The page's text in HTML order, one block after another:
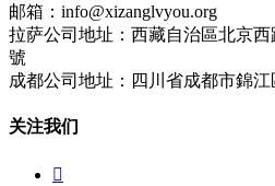
邮箱：info@xizanglvyou.org
拉萨公司地址：西藏自治區北京
號
成都公司地址：四川省成都市錦
关注我们
